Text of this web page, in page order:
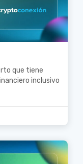
que tiene
inclusivo